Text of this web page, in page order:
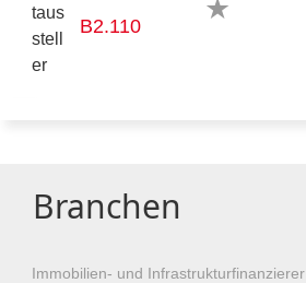
B2.110
Branchen
Immobilien- und Infrastrukturfinanzierer